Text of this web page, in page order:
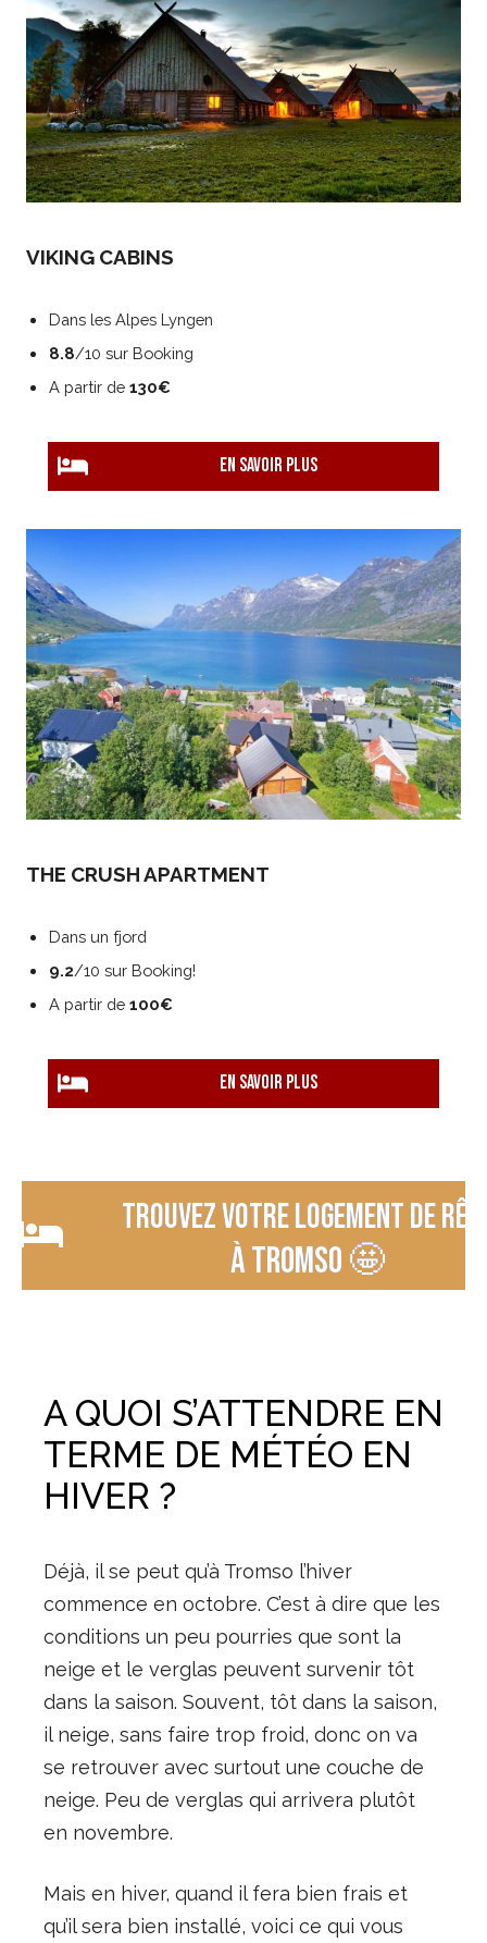
VIKING CABINS
Dans les Alpes Lyngen
8.8/10 sur Booking
A partir de 130€
EN savoir plus
THE CRUSH APARTMENT
Dans un fjord
9.2/10 sur Booking!
A partir de 100€
EN savoir plus
Trouvez votre logement de
à TROMSO 🤩
A QUOI S’ATTENDRE EN
TERME DE MÉTÉO EN
HIVER ?
Déjà, il se peut qu’à Tromso l’hiver
commence en octobre. C’est à dire que les
conditions un peu pourries que sont la
neige et le verglas peuvent survenir tôt
dans la saison. Souvent, tôt dans la saison,
il neige, sans faire trop froid, donc on va
se retrouver avec surtout une couche de
neige. Peu de verglas qui arrivera plutôt
en novembre.
Mais en hiver, quand il fera bien frais et
qu’il sera bien installé, voici ce qui vous